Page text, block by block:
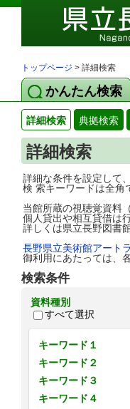
トップページ > 詳細検索
かんたん検索
詳細検索 典拠検索
詳細検索
詳細な条件を設定して
検 索キーワードは全角
当館所蔵の視聴覚資料
個人貸出や相互貸借は
詳しくは県立長野図書
長野県立美術館アート
御利用にあたっては、
検索条件
資料種別
すべて選択
キーワード１
キーワード２
キーワード３
キーワード４